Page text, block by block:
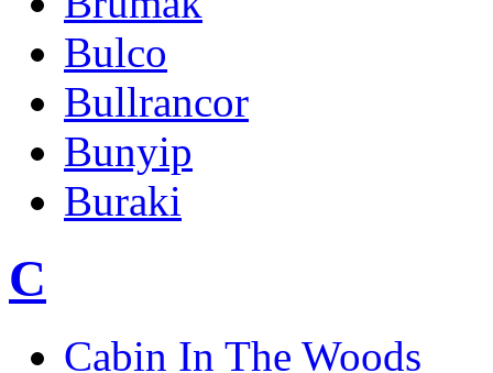
Bulco
Bullrancor
Bunyip
Buraki
C
Cabin In The Woods